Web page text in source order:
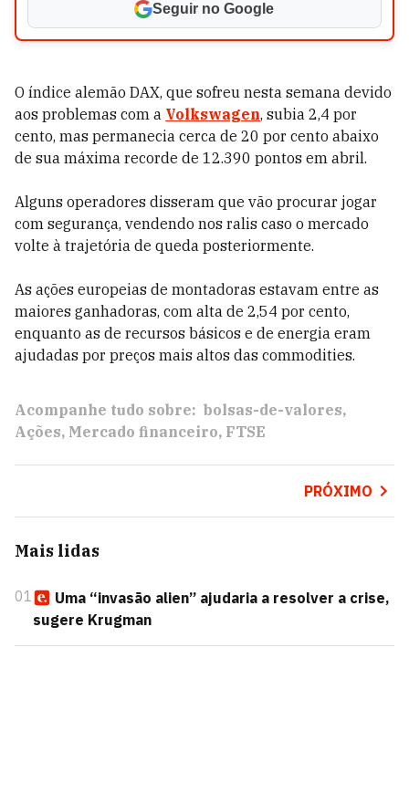
Seguir no Google
O índice alemão DAX, que sofreu nesta semana devido
aos problemas com a Volkswagen, subia 2,4 por
cento, mas permanecia cerca de 20 por cento abaixo
de sua máxima recorde de 12.390 pontos em abril.
Alguns operadores disseram que vão procurar jogar
com segurança, vendendo nos ralis caso o mercado
volte à trajetória de queda posteriormente.
As ações europeias de montadoras estavam entre as
maiores ganhadoras, com alta de 2,54 por cento,
enquanto as de recursos básicos e de energia eram
ajudadas por preços mais altos das commodities.
Acompanhe tudo sobre: bolsas-de-valores
Ações Mercado financeiro FTSE
PRÓXIMO
Mais lidas
01
Uma “invasão alien” ajudaria a resolver a crise,
sugere Krugman